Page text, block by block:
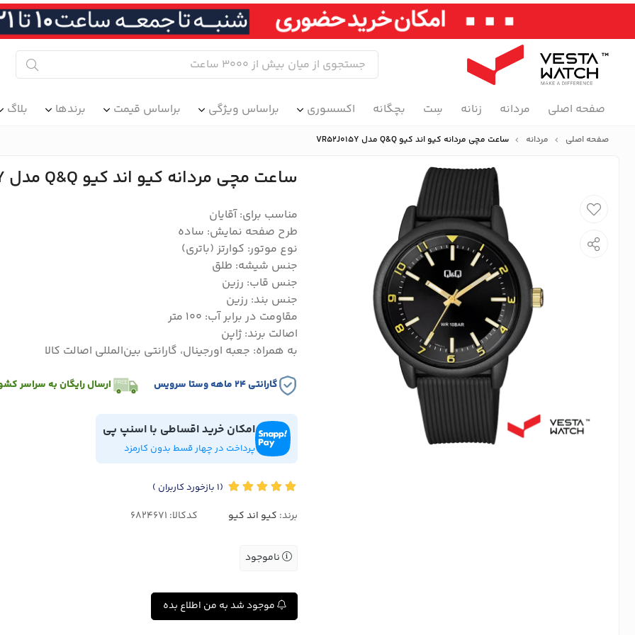
صفحه اصلی مردانه زنانه سِت بچگانه اکسسوری براساس ویژگی براساس قیمت برندها بلاگ
صفحه اصلی مردانه ساعت مچی مردانه کیو اند کیو Q&Q مدل VR52J015Y
ساعت مچی مردانه کیو اند کیو Q&Q مدل VR52J015Y
مناسب برای: آقایان
طرح صفحه نمایش: ساده
نوع موتور: کوارتز (باتری)
جنس شیشه: طلق
جنس قاب: رزین
جنس بند: رزین
مقاومت در برابر آب: ۱۰۰ متر
اصالت برند: ژاپن
به همراه: جعبه اورجینال، گارانتی بین‌المللی اصالت کالا
گارانتی ۲۴ ماهه وستا سرویس ارسال رایگان به سراسر
امکان خرید اقساطی با اسنپ پی
پرداخت در چهار قسط بدون کارمزد
(1 بازخورد کاربران )
برند: کیو اند کیو کدکالا:
ناموجود
موجود شد به من اطلاع بده